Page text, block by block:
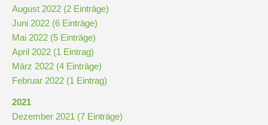
Organisatorisches
Terminplan
und
Formulare
August 2022 (2 Einträge)
Juni 2022 (6 Einträge)
Mai 2022 (5 Einträge)
April 2022 (1 Eintrag)
März 2022 (4 Einträge)
Februar 2022 (1 Eintrag)
2021
Dezember 2021 (7 Einträge)